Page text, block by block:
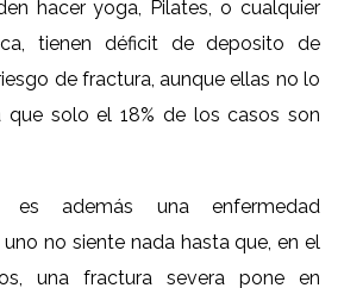
hacer yoga, Pilates, o cualquier
tienen déficit de deposito de
de fractura, aunque ellas no lo
que solo el 18% de los casos son
es además una enfermedad
uno no siente nada hasta que, en el
una fractura severa pone en